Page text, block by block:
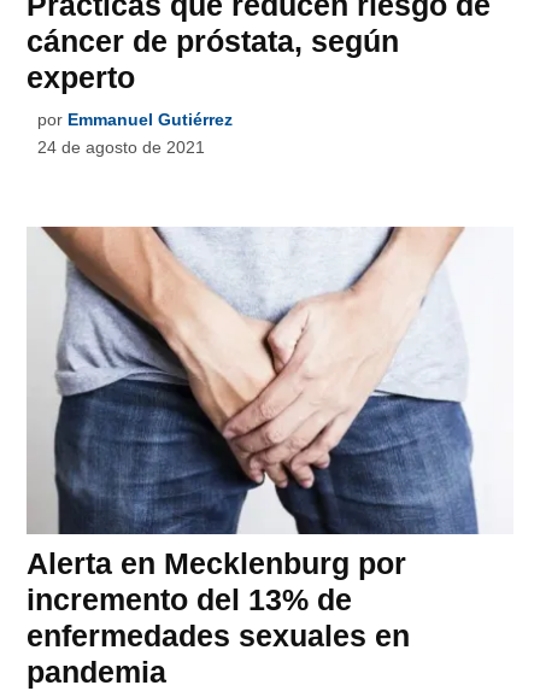
cáncer de próstata, según
experto
por Emmanuel Gutiérrez
24 de agosto de 2021
Alerta en Mecklenburg por
incremento del 13% de
enfermedades sexuales en
pandemia